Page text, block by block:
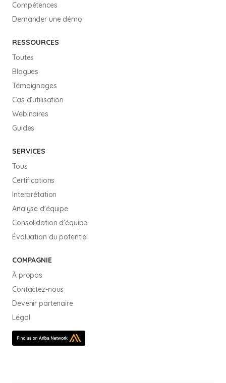
Compétences
Demander une démo
RESSOURCES
Toutes
Blogues
Témoignages
Cas d'utilisation
Webinaires
Guides
SERVICES
Tous
Certifications
Interprétation
Analyse d'équipe
Consolidation d'équipe
Évaluation du potentiel
COMPAGNIE
À propos
Contactez-nous
Devenir partenaire
Légal